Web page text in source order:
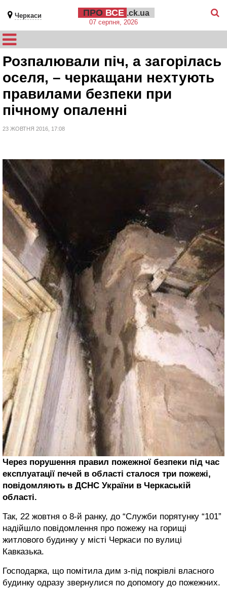
Черкаси ПРО ВСЕ .ck.ua
07 серпня, 2026
Розпалювали піч, а загорілась
оселя, – черкащани нехтують
правилами безпеки при
пічному опаленні
23 ЖОВТНЯ 2016, 17:08
Через порушення правил пожежної безпеки під час
експлуатації печей в області сталося три пожежі,
повідомляють в ДСНС України в Черкаській
області.
Так, 22 жовтня о 8-й ранку, до “Служби порятунку “101”
надійшло повідомлення про пожежу на горищі
житлового будинку у місті Черкаси по вулиці
Кавказька.
Господарка, що помітила дим з-під покрівлі власного
будинку одразу звернулися по допомогу до пожежних.